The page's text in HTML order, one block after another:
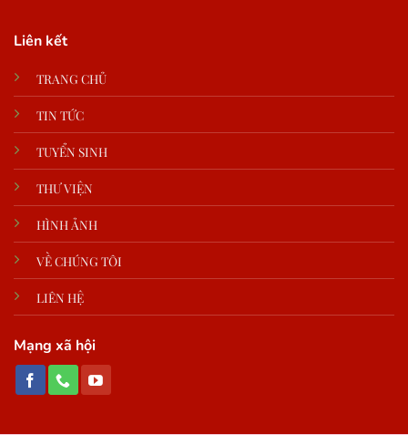
Liên kết
TRANG CHỦ
TIN TỨC
TUYỂN SINH
THƯ VIỆN
HÌNH ẢNH
VỀ CHÚNG TÔI
LIÊN HỆ
Mạng xã hội